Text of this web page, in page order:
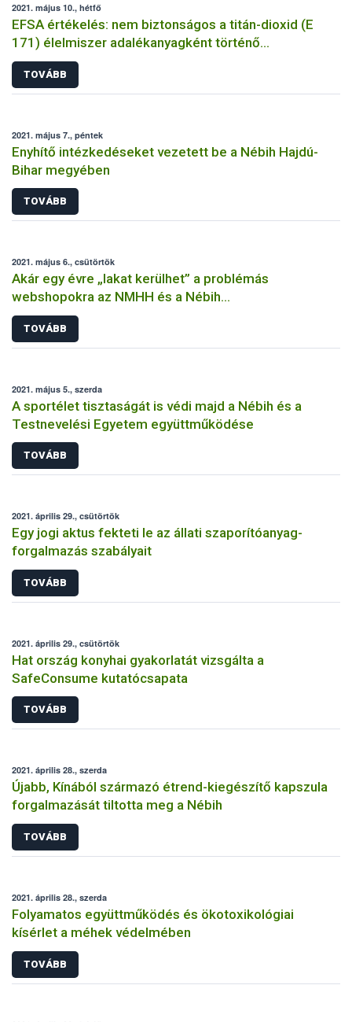
2021. május 10., hétfő
EFSA értékelés: nem biztonságos a titán-dioxid (E
171) élelmiszer adalékanyagként történő
felhasználása
TOVÁBB
2021. május 7., péntek
Enyhítő intézkedéseket vezetett be a Nébih Hajdú-
Bihar megyében
TOVÁBB
2021. május 6., csütörtök
Akár egy évre „lakat kerülhet” a problémás
webshopokra az NMHH és a Nébih
együttműködésének köszönhetően
TOVÁBB
2021. május 5., szerda
A sportélet tisztaságát is védi majd a Nébih és a
Testnevelési Egyetem együttműködése
TOVÁBB
2021. április 29., csütörtök
Egy jogi aktus fekteti le az állati szaporítóanyag-
forgalmazás szabályait
TOVÁBB
2021. április 29., csütörtök
Hat ország konyhai gyakorlatát vizsgálta a
SafeConsume kutatócsapata
TOVÁBB
2021. április 28., szerda
Újabb, Kínából származó étrend-kiegészítő kapszula
forgalmazását tiltotta meg a Nébih
TOVÁBB
2021. április 28., szerda
Folyamatos együttműködés és ökotoxikológiai
kísérlet a méhek védelmében
TOVÁBB